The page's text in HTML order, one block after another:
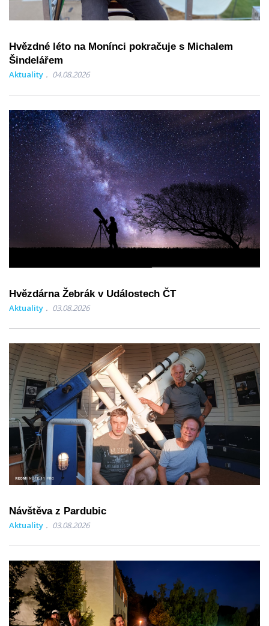
Hvězdné léto na Monínci pokračuje s Michalem
Šindelářem
Aktuality 04.08.2026
Hvězdárna Žebrák v Událostech ČT
Aktuality 03.08.2026
Návštěva z Pardubic
Aktuality 03.08.2026